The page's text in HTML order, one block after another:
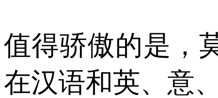
值得骄傲的是，
在汉语和英、意